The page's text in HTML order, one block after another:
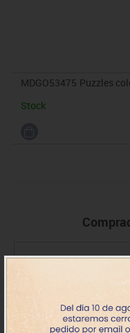
MDGO53475 Puzzles
Stock